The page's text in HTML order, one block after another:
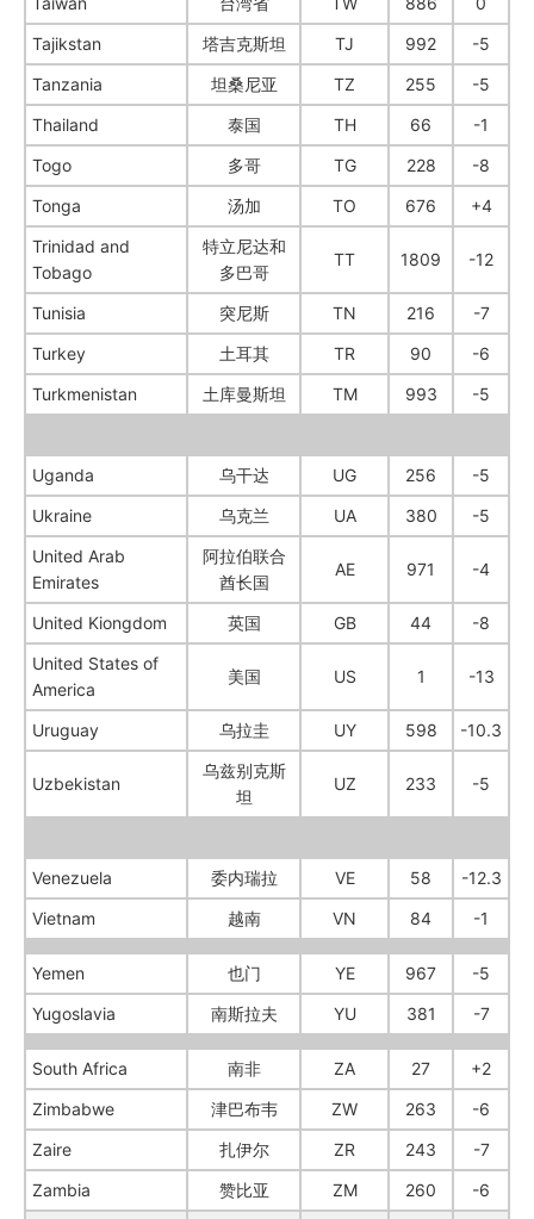
Tajikstan
塔吉克斯坦 TJ 992
-5
Tanzania
坦桑尼亚 TZ 255
-5
Thailand
泰国 TH 66
-1
Togo
多哥 TG 228
-8
Tonga
汤加 TO 676
+4
Trinidad and
Tobago
特立尼达和
多巴哥
TT 1809 -12
Tunisia 突尼斯 TN 216
-7
Turkey
土耳其 TR 90
-6
Turkmenistan
土库曼斯坦 TM 993 -5
Uganda 乌干达 UG 256
-5
Ukraine
乌克兰 UA 380
-5
United Arab
Emirates
阿拉伯联合
酋长国
AE 971 -4
United Kiongdom 英国 GB 44
-8
United States of
America
美国 US 1 -13
Uruguay 乌拉圭 UY 598 -10.3
Uzbekistan
乌兹别克斯
坦
UZ 233 -5
Venezuela 委内瑞拉 VE 58
-12.3
Vietnam
越南 VN 84 -1
Yemen 也门 YE 967
-5
Yugoslavia
南斯拉夫 YU 381 -7
South Africa 南非 ZA 27
+2
Zimbabwe
津巴布韦 ZW 263
-6
Zaire
扎伊尔 ZR 243
-7
Zambia
赞比亚 ZM 260
-6